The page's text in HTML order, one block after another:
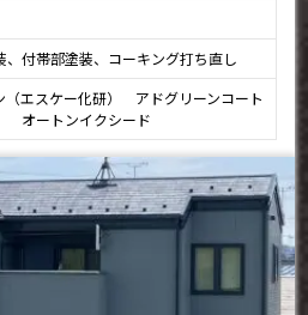
、付帯部塗装、コーキング打ち直し
（エスケー化研） アドグリーンコート
オートンイクシード